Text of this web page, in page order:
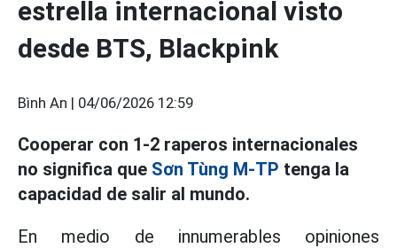
estrella internacional visto
desde BTS, Blackpink
Bình An | 04/06/2026 12:59
Cooperar con 1-2 raperos internacionales
no significa que Sơn Tùng M-TP tenga la
capacidad de salir al mundo.
En medio de innumerables opiniones